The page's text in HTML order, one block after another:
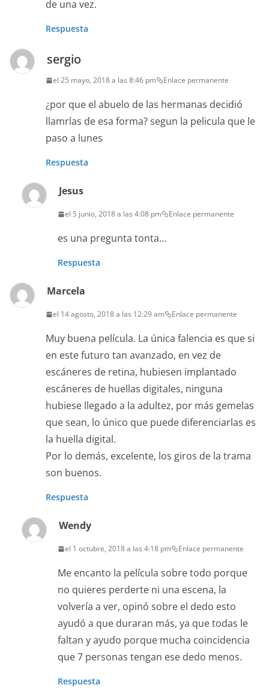
de una vez.
Respuesta
sergio
el 25 mayo, 2018 a las 8:46 pm Enlace permanente
¿por que el abuelo de las hermanas decidió
llamrlas de esa forma? segun la pelicula que le
paso a lunes
Respuesta
Jesus
el 5 junio, 2018 a las 4:08 pm Enlace permanente
es una pregunta tonta…
Respuesta
Marcela
el 14 agosto, 2018 a las 12:29 am Enlace permanente
Muy buena película. La única falencia es que si
en este futuro tan avanzado, en vez de
escáneres de retina, hubiesen implantado
escáneres de huellas digitales, ninguna
hubiese llegado a la adultez, por más gemelas
que sean, lo único que puede diferenciarlas es
la huella digital.
Por lo demás, excelente, los giros de la trama
son buenos.
Respuesta
Wendy
el 1 octubre, 2018 a las 4:18 pm Enlace permanente
Me encanto la película sobre todo porque
no quieres perderte ni una escena, la
volvería a ver, opinó sobre el dedo esto
ayudó a que duraran más, ya que todas le
faltan y ayudo porque mucha coincidencia
que 7 personas tengan ese dedo menos.
Respuesta